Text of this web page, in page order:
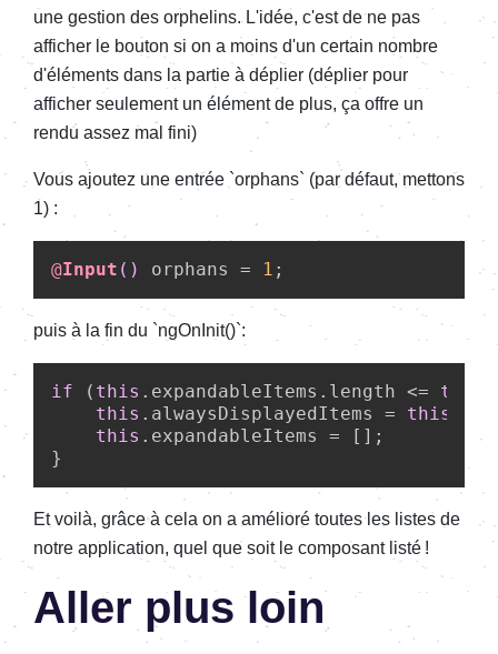
une gestion des orphelins. L'idée, c'est de ne pas
afficher le bouton si on a moins d'un certain nombre
d'éléments dans la partie à déplier (déplier pour
afficher seulement un élément de plus, ça offre un
rendu assez mal fini)
Vous ajoutez une entrée `orphans` (par défaut, mettons
1) :
@Input () orphans = 1
puis à la fin du `ngOnInit()`:
if ( this . expandableItems . length <= this
this . alwaysDisplayedItems = this
this . expandableItems
= [];
Et voilà, grâce à cela on a amélioré toutes les listes de
notre application, quel que soit le composant listé !
Aller plus loin